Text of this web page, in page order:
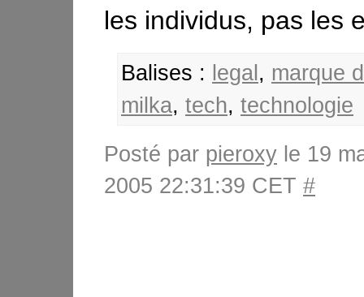
les individus, pas les
Balises : legal , marque
milka, tech, technologie
Posté par pieroxy le 19
2005 22:31:39 CET #